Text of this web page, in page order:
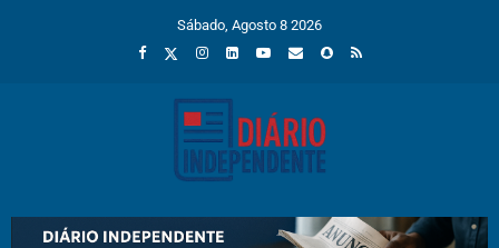
Sábado, Agosto 8 2026